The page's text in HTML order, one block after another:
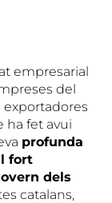
empresarial
del
exportadores
ha fet avui
profunda
fort
dels
catalans,